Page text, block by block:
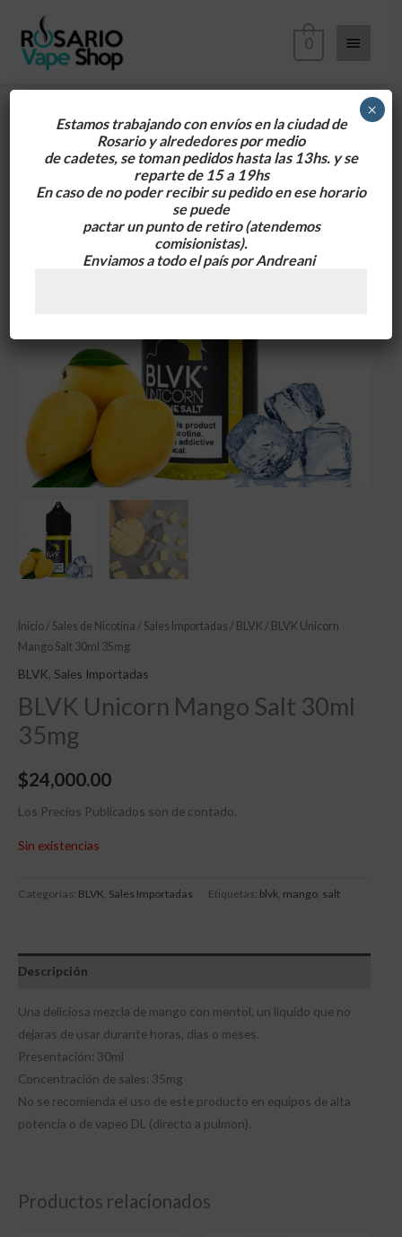
contenido
0
Inicio / Sales de Nicotina / Sales Importadas / BLVK / BLVK Unicorn
Mango Salt 30ml 35mg
BLVK Sales Importadas
BLVK Unicorn Mango Salt 30ml
35mg
$24,000.00
Los Precios Publicados son de contado.
Sin existencias
Categorías: BLVK, Sales Importadas Etiquetas: blvk, mango, salt
Descripción
Una deliciosa mezcla de mango con mentol, un liquido que no
dejaras de usar durante horas, dias o meses.
Presentación: 30ml
Concentración de sales: 35mg
No se recomienda el uso de este producto en equipos de alta
potencia o de vapeo DL (directo a pulmon).
Productos relacionados
Estamos trabajando con envíos en la ciudad de
Rosario y alrededorespor medio
de cadetes, se toman pedidos hasta las 13hs. y se
reparte de 15 a 19hs
En caso de no poder recibir su pedido en ese horario
se puede
pactar un punto de retiro(atendemos
comisionistas).
Enviamos a todo el país por Andreani
×